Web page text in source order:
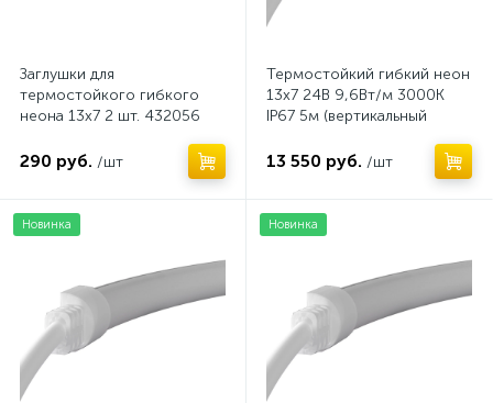
Заглушки для
термостойкого гибкого
неона 13х7 2 шт. 432056
290 руб. /шт
Термостойкий гибкий неон
13х7 24В 9,6Вт/м 3000K
IP67 5м (вертикальный
13 550 руб. /шт
Новинка Новинка